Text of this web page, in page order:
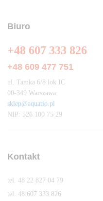
Biuro
+48 607 333 826
+48 609 477 751
ul. Tamka 6/8 lok IC
00-349 Warszawa
sklep@aquatio.pl
NIP: 526 100 75 29
Kontakt
tel. 48 22 827 04 79
tel. 48 607 333 826